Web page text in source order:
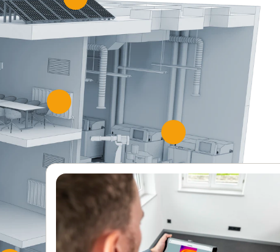
și inspectarea panourilor
cu ajutorul camerelor cu